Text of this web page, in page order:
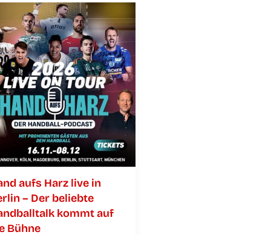
aufs Harz live in
– Der belieb­te
kommt auf
Bühne